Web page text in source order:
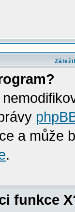
a může
.
funkce